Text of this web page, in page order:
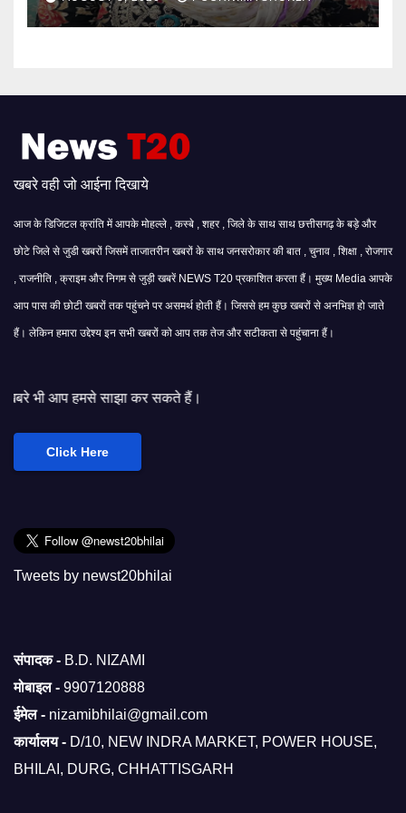
खबरे वही जो आईना दिखाये
आज के डिजिटल क्रांति में आपके मोहल्ले , कस्बे , शहर , जिले के साथ साथ छत्तीसगढ़ के बड़े और
छोटे जिले से जुडी खबरों जिसमें ताजातरीन खबरों के साथ जनसरोकार की बात , चुनाव , शिक्षा , रोजगार
, राजनीति , क्राइम और निगम से जुड़ी खबरें NEWS T20 प्रकाशित करता हैं। मुख्य Media आपके
आप पास की छोटी खबरों तक पहुंचने पर असमर्थ होती हैं। जिससे हम कुछ खबरों से अनभिज्ञ हो जाते
हैं। लेकिन हमारा उद्देश्य इन सभी खबरों को आप तक तेज और सटीकता से पहुंचाना हैं।
कर सकते हैं।
Click Here
Tweets by newst20bhilai
संपादक - B.D. NIZAMI
मोबाइल - 9907120888
ईमेल - nizamibhilai@gmail.com
कार्यालय - D/10, NEW INDRA MARKET, POWER HOUSE,
BHILAI, DURG, CHHATTISGARH